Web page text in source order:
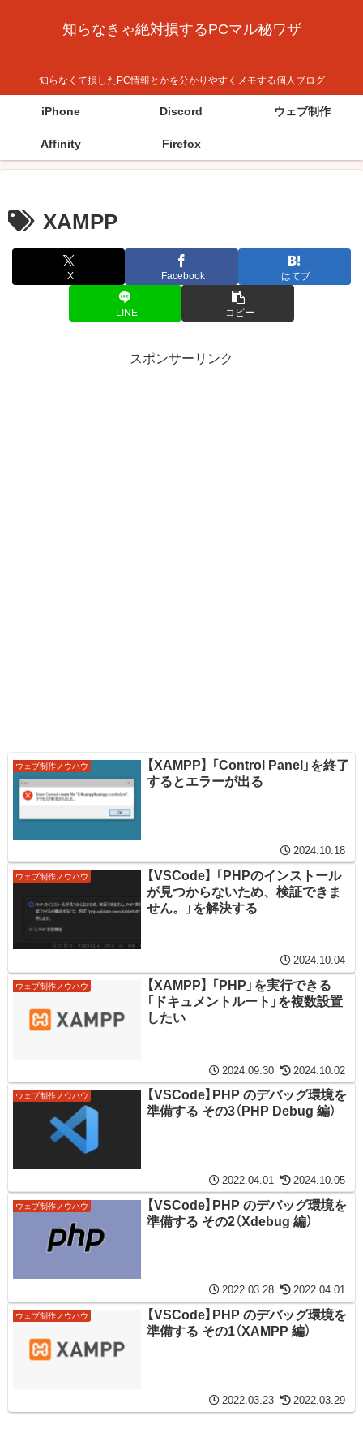
知らなきゃ絶対損するPCマル秘ワザ
知らなくて損したPC情報とかを分かりやすくメモする個人ブログ
iPhone Discord ウェブ制作
Affinity Firefox
XAMPP
X Facebook はてブ
LINE コピー
スポンサーリンク
ウェブ制作ノウハウ
【XAMPP】 「Control Panel」を終了
するとエラーが出る
2024.10.18
ウェブ制作ノウハウ
【VSCode】 「PHPのインストール
が見つからないため、検証できま
せん。」を解決する
2024.10.04
ウェブ制作ノウハウ
【XAMPP】 「PHP」を実行できる
「ドキュメントルート」を複数設置
したい
2024.09.30 2024.10.02
ウェブ制作ノウハウ
【VSCode】PHP のデバッグ環境を
準備する その3（PHP Debug 編）
2022.04.01 2024.10.05
ウェブ制作ノウハウ
【VSCode】PHP のデバッグ環境を
準備する その2（Xdebug 編）
2022.03.28 2022.04.01
ウェブ制作ノウハウ
【VSCode】PHP のデバッグ環境を
準備する その1（XAMPP 編）
2022.03.23 2022.03.29